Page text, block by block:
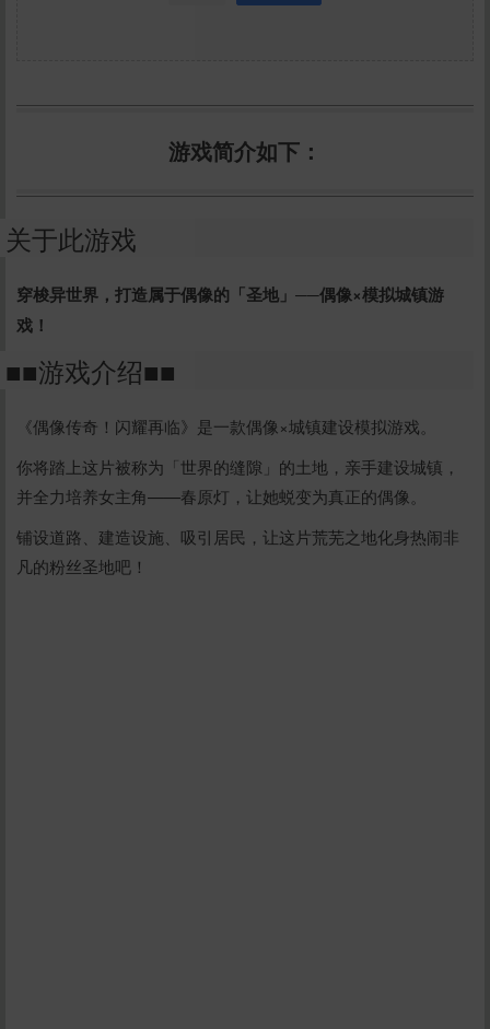
游戏简介如下：
关于此游戏
穿梭异世界，打造属于偶像的「圣地」──偶像×模拟城镇游
戏！
■■游戏介绍■■
《偶像传奇！闪耀再临》是⼀款偶像×城镇建设模拟游戏。
你将踏上这片被称为「世界的缝隙」的土地，亲手建设城镇，
并全力培养女主角——春原灯，让她蜕变为真正的偶像。
铺设道路、建造设施、吸引居民，让这片荒芜之地化身热闹非
凡的粉丝圣地吧！